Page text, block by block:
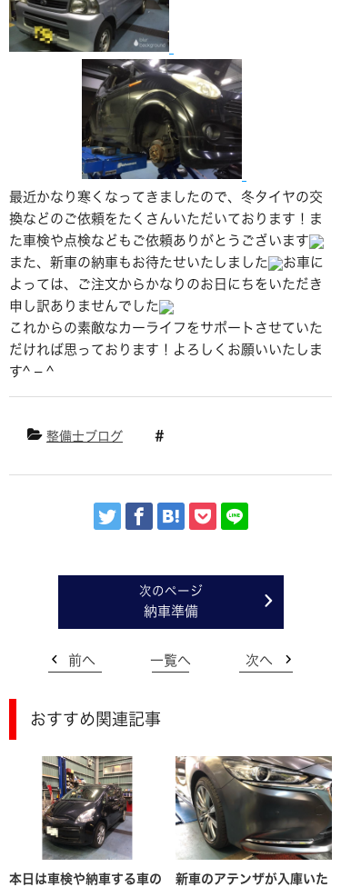
最近かなり寒くなってきましたので、冬タイヤの交
換などのご依頼をたくさんいただいております！ま
た車検や点検などもご依頼ありがとうございます
また、新車の納車もお待たせいたしました
お車に
よっては、ご注文からかなりのお日にちをいただき
申し訳ありませんでした
これからの素敵なカーライフをサポートさせていた
だければ思っております！よろしくお願いいたしま
す^ – ^
整備士ブログ
納車準備
前へ 一覧へ 次へ
おすすめ関連記事
本日は車検や納車する車の
新車のアテンザが入庫いた